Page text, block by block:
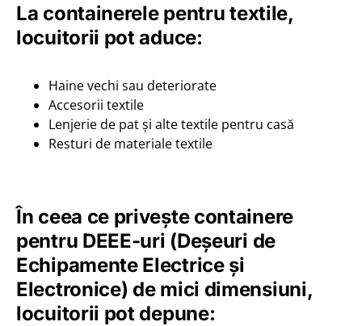
La containerele pentru textile,
locuitorii pot aduce:
Haine vechi sau deteriorate
Accesorii textile
Lenjerie de pat și alte textile pentru casă
Resturi de materiale textile
În ceea ce privește containere
pentru DEEE-uri (Deșeuri de
Echipamente Electrice și
Electronice) de mici dimensiuni,
locuitorii pot depune: